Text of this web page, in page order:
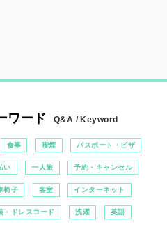
ワード Q&A / Keyword
食事 喫煙 パスポート・ビザ
い 一人旅 予約・キャンセル
椅子 客室 インターネット
・ドレスコード 洗濯 英語